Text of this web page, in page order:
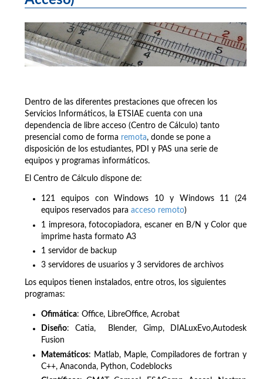
Dentro de las diferentes prestaciones que ofrecen los
Servicios Informáticos, la ETSIAE cuenta con una
dependencia de libre acceso (Centro de Cálculo) tanto
presencial como de forma remota, donde se pone a
disposición de los estudiantes, PDI y PAS una serie de
equipos y programas informáticos.
El Centro de Cálculo dispone de:
121 equipos con Windows 10 y Windows 11 (24
equipos reservados para acceso remoto)
1 impresora, fotocopiadora, escaner en B/N y Color que
imprime hasta formato A3
1 servidor de backup
3 servidores de usuarios y 3 servidores de archivos
Los equipos tienen instalados, entre otros, los siguientes
programas:
Ofimática: Office, LibreOffice, Acrobat
Diseño: Catia, Blender, Gimp, DIALuxEvo,Autodesk
Fusion
Matemáticos: Matlab, Maple, Compiladores de fortran y
C++, Anaconda, Python, Codeblocks